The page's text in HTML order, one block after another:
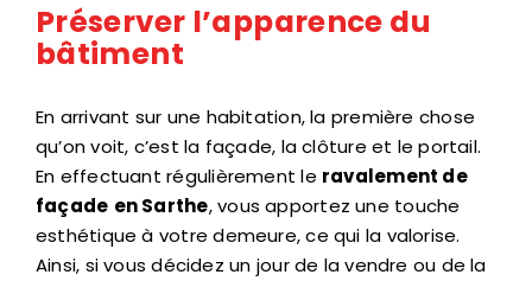
Préserver l’apparence du
bâtiment
En arrivant sur une habitation, la première chose
qu’on voit, c’est la façade, la clôture et le portail.
En effectuant régulièrement le ravalement de
façade en Sarthe, vous apportez une touche
esthétique à votre demeure, ce qui la valorise.
Ainsi, si vous décidez un jour de la vendre ou de la